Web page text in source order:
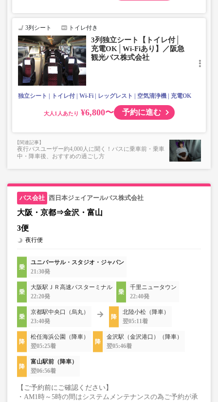
3列シート トイレ付き
3列独立シート【トイレ付│
充電OK│Wi-Fiあり】／阪急
観光バス株式会社
独立シート トイレ付 Wi-Fi レッグレスト 空気清浄機 充電OK
大人 ¥6,800〜 予約に進む
夜行バスユーザー約4,000人に聞く！バスに乗車前・乗車
中・降車後、おすすめの過ごし方
西日本ジェイアールバス株式会社
大阪・京都⇒金沢・富山
3便
夜行便
ユニバーサル・スタジオ・ジャパン
21:30発
大阪駅ＪＲ高速バスターミナル
22:20発
千里ニュータウン
22:40発
京都駅中央口（烏丸）
23:40発
北陸小松（降車）
翌05:11着
松任海浜公園（降車）
翌05:25着
金沢駅（金沢港口）（降車）
翌05:46着
富山駅前（降車）
翌06:56着
【ご予約前にご確認ください】
・AM1時～5時の間はシステムメンテナンスの為ご予約が承